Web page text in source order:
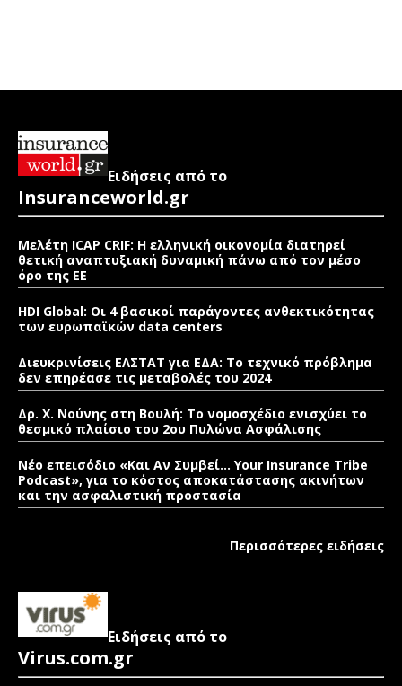
Ειδήσεις από το
Insuranceworld.gr
Μελέτη ICAP CRIF: Η ελληνική οικονομία διατηρεί
θετική αναπτυξιακή δυναμική πάνω από τον μέσο
όρο της ΕΕ
HDI Global: Οι 4 βασικοί παράγοντες ανθεκτικότητας
των ευρωπαϊκών data centers
Διευκρινίσεις ΕΛΣΤΑΤ για ΕΔΑ: Το τεχνικό πρόβλημα
δεν επηρέασε τις μεταβολές του 2024
Δρ. Χ. Νούνης στη Βουλή: Το νομοσχέδιο ενισχύει το
θεσμικό πλαίσιο του 2ου Πυλώνα Ασφάλισης
Νέο επεισόδιο «Και Αν Συμβεί… Your Insurance Tribe
Podcast», για το κόστος αποκατάστασης ακινήτων
και την ασφαλιστική προστασία
Περισσότερες ειδήσεις
Ειδήσεις από το
Virus.com.gr